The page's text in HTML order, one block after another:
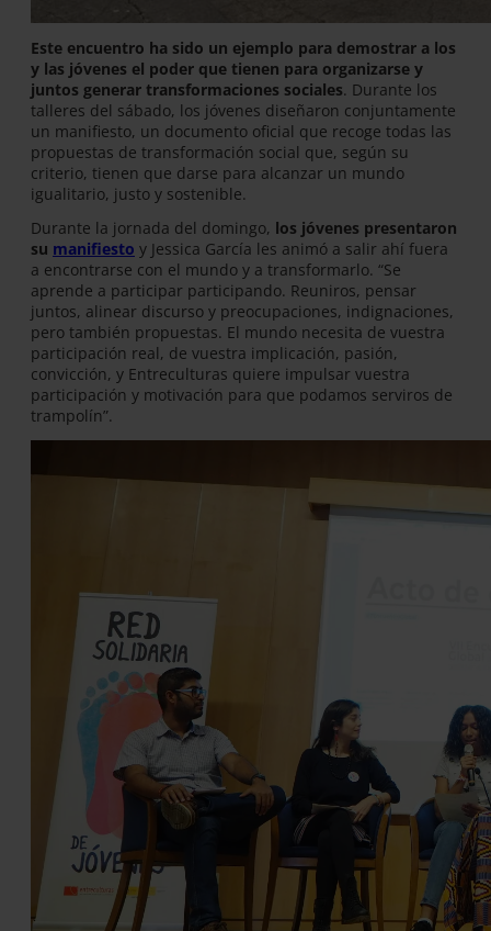
Este encuentro ha sido un ejemplo para demostrar a los
y las jóvenes el poder que tienen para organizarse y
juntos generar transformaciones sociales. Durante los
talleres del sábado, los jóvenes diseñaron conjuntamente
un manifiesto, un documento oficial que recoge todas las
propuestas de transformación social que, según su
criterio, tienen que darse para alcanzar un mundo
igualitario, justo y sostenible.
Durante la jornada del domingo, los jóvenes presentaron
su manifiesto y Jessica García les animó a salir ahí fuera
a encontrarse con el mundo y a transformarlo. “Se
aprende a participar participando. Reuniros, pensar
juntos, alinear discurso y preocupaciones, indignaciones,
pero también propuestas. El mundo necesita de vuestra
participación real, de vuestra implicación, pasión,
convicción, y Entreculturas quiere impulsar vuestra
participación y motivación para que podamos serviros de
trampolín”.